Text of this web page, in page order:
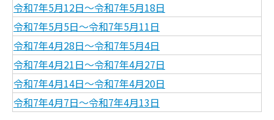
令和7年5月12日～令和7年5月18日
令和7年5月5日～令和7年5月11日
令和7年4月28日～令和7年5月4日
令和7年4月21日～令和7年4月27日
令和7年4月14日～令和7年4月20日
令和7年4月7日～令和7年4月13日